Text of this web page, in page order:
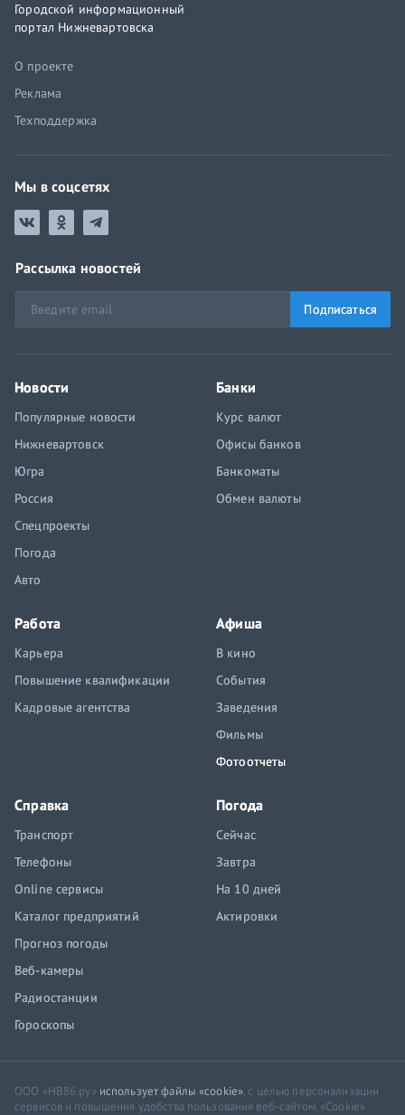
Городской информационный
портал Нижневартовска
О проекте
Реклама
Техподдержка
Мы в соцсетях
Рассылка новостей
Подписаться
Новости
Популярные новости
Нижневартовск
Югра
Россия
Спецпроекты
Погода
Авто
Банки
Курс валют
Офисы банков
Банкоматы
Обмен валюты
Работа
Карьера
Повышение квалификации
Кадровые агентства
Афиша
В кино
События
Заведения
Фильмы
Фотоотчеты
Справка
Транспорт
Телефоны
Online сервисы
Каталог предприятий
Прогноз погоды
Веб-камеры
Радиостанции
Гороскопы
Погода
Сейчас
Завтра
На 10 дней
Актировки
ООО «НВ86.ру» использует файлы «cookie», с целью персонализации
сервисов и повышения удобства пользования веб-сайтом. «Cookie»